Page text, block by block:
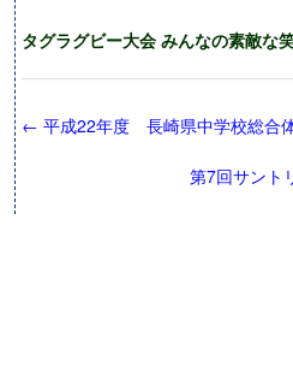
タグラグビー大会 みんなの素敵
← 平成22年度 長崎県中学校総合
第7回サント